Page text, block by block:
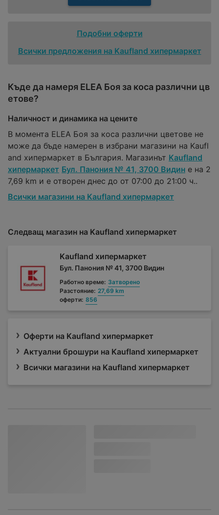
Подобни оферти
Всички предложения на Kaufland хипермаркет
Къде да намеря ELEA Боя за коса различни цв
етове?
Наличност и динамика на цените
В момента ELEA Боя за коса различни цветове не
може да бъде намерен в избрани магазини на Kaufl
and хипермаркет в България. Магазинът Kaufland
хипермаркет Бул. Панония № 41, 3700 Видин е на 2
7,69 km и е отворен днес до от 07:00 до 21:00 ч..
Всички магазини на Kaufland хипермаркет
Следващ магазин на Kaufland хипермаркет
Kaufland хипермаркет
Бул. Панония № 41, 3700 Видин
Работно време: Затворено
Разстояние: 27,69 km
оферти: 856
Оферти на Kaufland хипермаркет
Актуални брошури на Kaufland хипермаркет
Всички магазини на Kaufland хипермаркет